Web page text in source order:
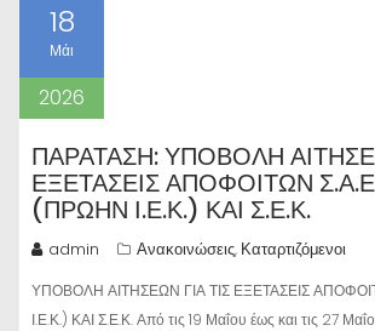
18
Μάι
2026
ΠΑΡΆΤΑΣΗ: ΥΠΟΒΟΛΗ
ΕΞΕΤΑΣΕΙΣ ΑΠΟΦΟΙΤΩΝ
(ΠΡΏΗΝ Ι.Ε.Κ.) ΚΑΙ Σ.Ε.Κ.
admin Ανακοινώσεις, Καταρτιζόμενοι
ΥΠΟΒΟΛΗ ΑΙΤΗΣΕΩΝ ΓΙΑ ΤΙΣ ΕΞΕΤΑΣΕΙΣ
Ι.Ε.Κ.) ΚΑΙ Σ.Ε.Κ. Από τις 19 Μαΐου έως και τις 27